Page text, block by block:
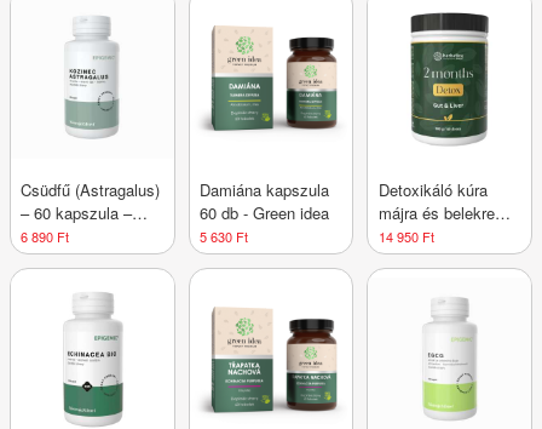
Csüdfű (Astragalus)
– 60 kapszula –
Epigemic®
6 890 Ft
Damiána kapszula
60 db - Green idea
5 630 Ft
Detoxikáló kúra
májra és belekre
máriatövissel és
kétféle rost
Herbatica
14 950 Ft